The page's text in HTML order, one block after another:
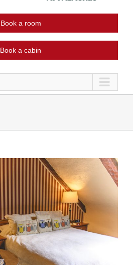
Book a room
Book a cabin